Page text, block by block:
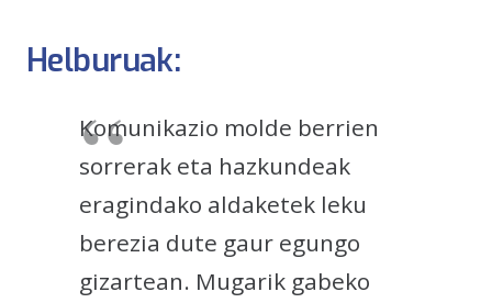
Helburuak:
Komunikazio molde berrien
sorrerak eta hazkundeak
eragindako aldaketek leku
berezia dute gaur egungo
gizartean. Mugarik gabeko